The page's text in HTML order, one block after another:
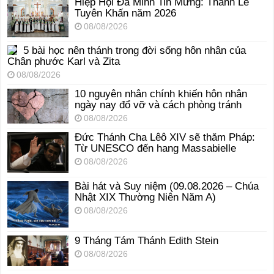
Tuyên Khấn năm 2026
08/08/2026
5 bài học nên thánh trong đời sống hôn nhân của
Chân phước Karl và Zita
08/08/2026
10 nguyên nhân chính khiến hôn nhân
ngày nay đổ vỡ và cách phòng tránh
08/08/2026
Đức Thánh Cha Lêô XIV sẽ thăm Pháp:
Từ UNESCO đến hang Massabielle
08/08/2026
Bài hát và Suy niệm (09.08.2026 – Chúa
Nhật XIX Thường Niên Năm A)
08/08/2026
9 Tháng Tám Thánh Edith Stein
08/08/2026